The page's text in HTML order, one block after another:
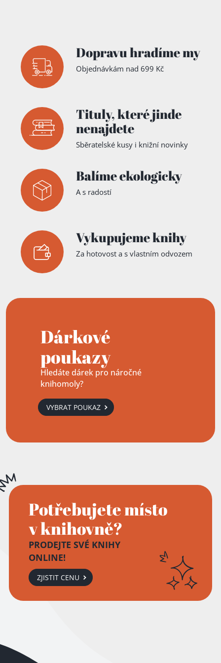
Erster
Theil
Dopravu hradíme my
Objednávkám nad 699 Kč
Tituly,které jinde
nenajdete
Sběratelské kusy i knižní novinky
Balíme ekologicky
A s radostí
Vykupujeme knihy
Za hotovost a s vlastním odvozem
Dárkové
poukazy
Hledáte dárek pro náročné
knihomoly?
VYBRAT POUKAZ
Potřebujete místo
v knihovně?
PRODEJTE SVÉ KNIHY
ONLINE!
ZJISTIT CENU